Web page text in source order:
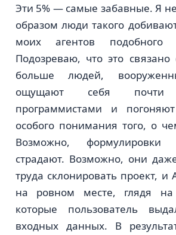
Эти 5% — самые забавные. Я
образом люди такого
моих агентов
Подозреваю, что это
больше людей,
ощущают себя почти
программистами и
особого понимания того, о
Возможно, формулировки
страдают. Возможно, они
труда склонировать проект, и
на ровном месте, глядя
которые пользователь
входных данных. В